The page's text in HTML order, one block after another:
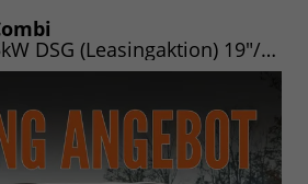
H6 RS 2.0 TSI 195kW DSG (Leasingaktion) 19"/NAV/MATRIX/PANO/AHK/EASY/HEADUP/CANTON/ASSIST/WINTER/360/UVM.